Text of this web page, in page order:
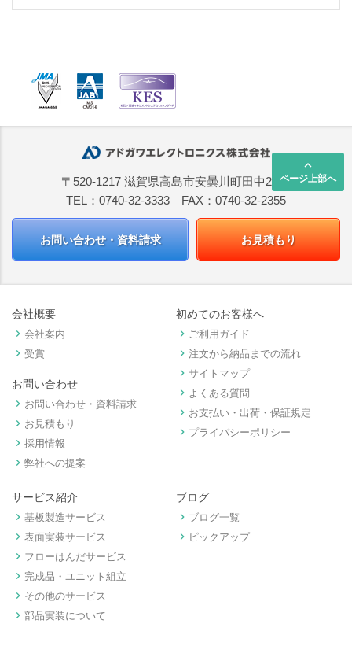
keyboard_arrow_up
ページ上部へ
〒520-1217 滋賀県高島市安曇川町田中2668
TEL：0740-32-3333 FAX：0740-32-2355
お問い合わせ・資料請求 お見積もり
会社概要
keyboard_arrow_right 会社案内
keyboard_arrow_right 受賞
お問い合わせ
keyboard_arrow_right お問い合わせ・資料請求
keyboard_arrow_right お見積もり
keyboard_arrow_right 採用情報
keyboard_arrow_right 弊社への提案
初めてのお客様へ
keyboard_arrow_right ご利用ガイド
keyboard_arrow_right 注文から納品までの流れ
keyboard_arrow_right サイトマップ
keyboard_arrow_right よくある質問
keyboard_arrow_right お支払い・出荷・保証規定
keyboard_arrow_right プライバシーポリシー
サービス紹介
keyboard_arrow_right 基板製造サービス
keyboard_arrow_right 表面実装サービス
keyboard_arrow_right フローはんだサービス
keyboard_arrow_right 完成品・ユニット組立
keyboard_arrow_right その他のサービス
keyboard_arrow_right 部品実装について
ブログ
keyboard_arrow_right ブログ一覧
keyboard_arrow_right ピックアップ